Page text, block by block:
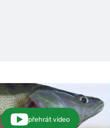
přehrát video